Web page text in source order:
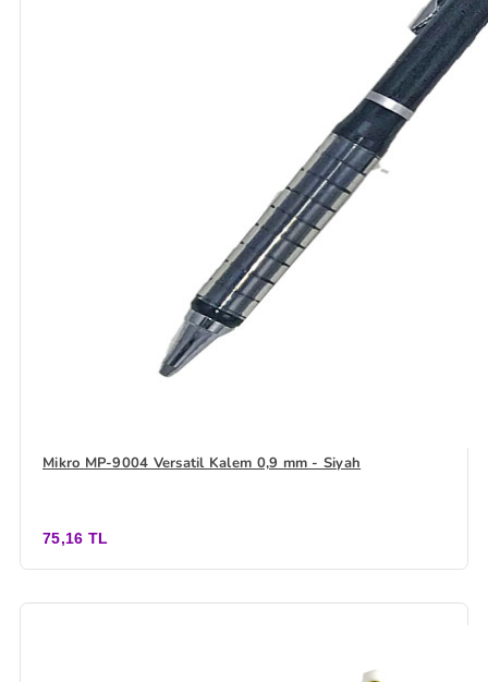
Mikro MP-9004 Versatil Kalem 0,9 mm - Siyah
75,16 TL